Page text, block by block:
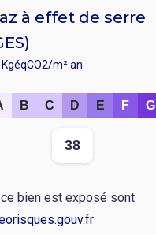
à effet de serre
m².an
B C D E F G
38
bien est exposé sont